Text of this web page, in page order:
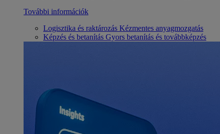
További információk
Logisztika és raktározás Kézmentes anyagmozgatás
Képzés és betanítás Gyors betanítás és továbbképzés